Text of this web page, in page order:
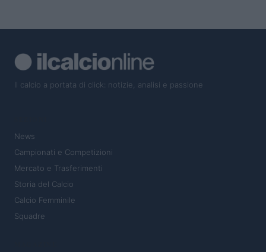
Il calcio a portata di click: notizie, analisi e passione
News
Campionati e Competizioni
Mercato e Trasferimenti
Storia del Calcio
Calcio Femminile
Squadre